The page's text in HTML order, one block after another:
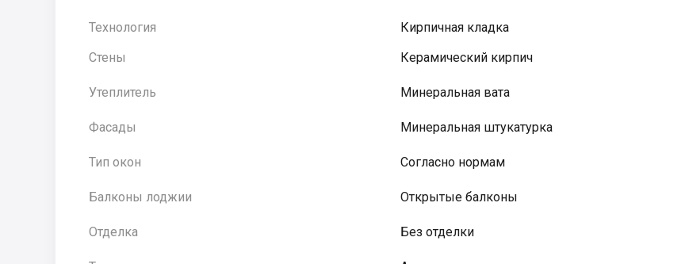
Технология
Кирпичная кладка
Стены
Керамический кирпич
Утеплитель Минеральная вата
Фасады Минеральная штукатурка
Тип окон Согласно нормам
Балконы лоджии Открытые балконы
Отделка Без отделки